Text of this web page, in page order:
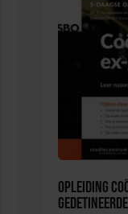
Opleiding